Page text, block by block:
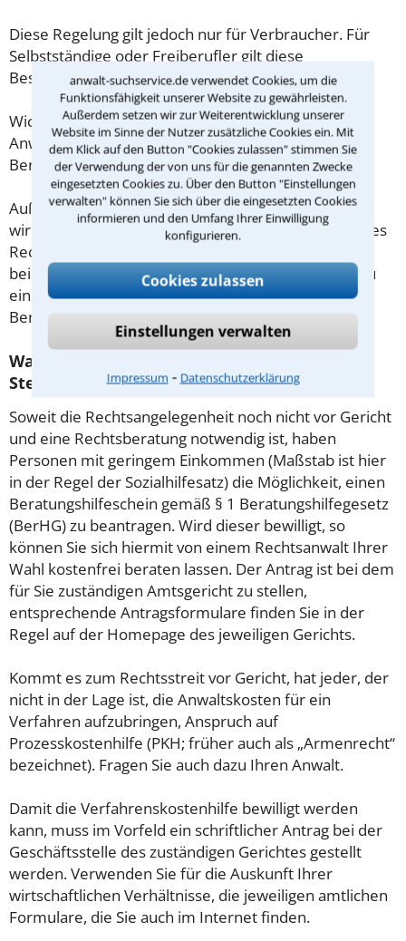
anwalt-suchservice.de verwendet Cookies, um die
Funktionsfähigkeit unserer Website zu gewährleisten.
Außerdem setzen wir zur Weiterentwicklung unserer
Website im Sinne der Nutzer zusätzliche Cookies ein. Mit
dem Klick auf den Button "Cookies zulassen" stimmen Sie
der Verwendung der von uns für die genannten Zwecke
eingesetzten Cookies zu. Über den Button "Einstellungen
verwalten" können Sie sich über die eingesetzten Cookies
informieren und den Umfang Ihrer Einwilligung
konfigurieren.
Cookies zulassen
Einstellungen verwalten
Impressum ⁃ Datenschutzerklärung
Diese Regelung gilt jedoch nur für Verbraucher. Für
Selbstständige oder Freiberufler gilt diese
Beschränkung nicht.
Wichtig daher: Klären Sie die Kostenfrage mit Ihrem
Anwalt aus Erfurt schon zu Beginn der ersten
Beratung.
Außerdem gut zu wissen: Gemäß § 34 Absatz 2 RVG
wird die Beratungsgebühr auf weitere Tätigkeiten des
Rechtsanwalts angerechnet. Sollte es also
beispielsweise aufgrund des Beratungsgesprächs zu
einem Prozess kommen, so kann der Anwalt diese
Beratungsgebühr nicht mehr abrechnen.
Was tun wenn ich mir keinen Anwalt für
Steuerhinterziehung leisten kann?
Soweit die Rechtsangelegenheit noch nicht vor Gericht
und eine Rechtsberatung notwendig ist, haben
Personen mit geringem Einkommen (Maßstab ist hier
in der Regel der Sozialhilfesatz) die Möglichkeit, einen
Beratungshilfeschein gemäß § 1 Beratungshilfegesetz
(BerHG) zu beantragen. Wird dieser bewilligt, so
können Sie sich hiermit von einem Rechtsanwalt Ihrer
Wahl kostenfrei beraten lassen. Der Antrag ist bei dem
für Sie zuständigen Amtsgericht zu stellen,
entsprechende Antragsformulare finden Sie in der
Regel auf der Homepage des jeweiligen Gerichts.
Kommt es zum Rechtsstreit vor Gericht, hat jeder, der
nicht in der Lage ist, die Anwaltskosten für ein
Verfahren aufzubringen, Anspruch auf
Prozesskostenhilfe (PKH; früher auch als „Armenrecht“
bezeichnet). Fragen Sie auch dazu Ihren Anwalt.
Damit die Verfahrenskostenhilfe bewilligt werden
kann, muss im Vorfeld ein schriftlicher Antrag bei der
Geschäftsstelle des zuständigen Gerichtes gestellt
werden. Verwenden Sie für die Auskunft Ihrer
wirtschaftlichen Verhältnisse, die jeweiligen amtlichen
Formulare, die Sie auch im Internet finden.